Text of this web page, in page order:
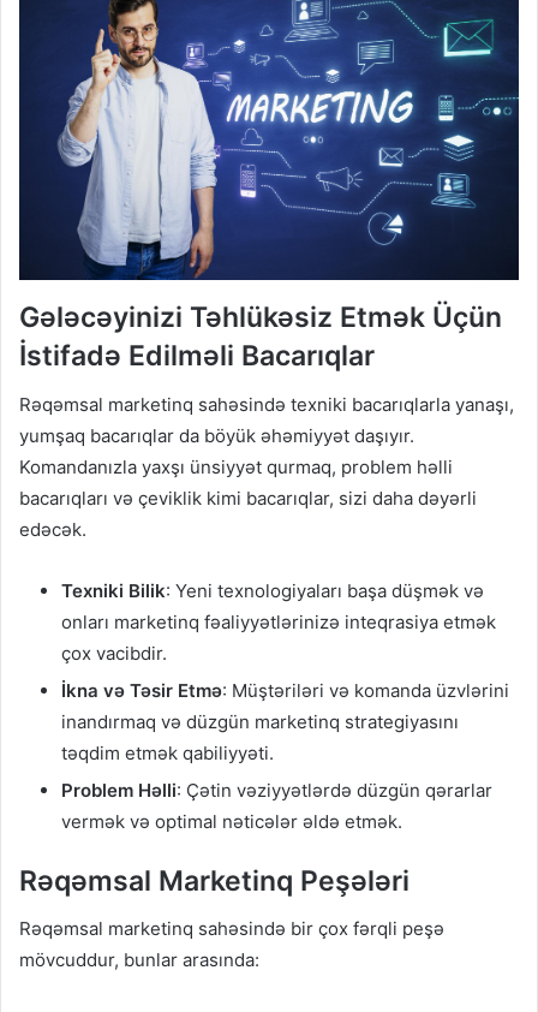
Gələcəyinizi Təhlükəsiz Etmək Üçün
İstifadə Edilməli Bacarıqlar
Rəqəmsal marketinq sahəsində texniki bacarıqlarla yanaşı,
yumşaq bacarıqlar da böyük əhəmiyyət daşıyır.
Komandanızla yaxşı ünsiyyət qurmaq, problem həlli
bacarıqları və çeviklik kimi bacarıqlar, sizi daha dəyərli
edəcək.
Texniki Bilik: Yeni texnologiyaları başa düşmək və
onları marketinq fəaliyyətlərinizə inteqrasiya etmək
çox vacibdir.
İkna və Təsir Etmə: Müştəriləri və komanda üzvlərini
inandırmaq və düzgün marketinq strategiyasını
təqdim etmək qabiliyyəti.
Problem Həlli: Çətin vəziyyətlərdə düzgün qərarlar
vermək və optimal nəticələr əldə etmək.
Rəqəmsal Marketinq Peşələri
Rəqəmsal marketinq sahəsində bir çox fərqli peşə
mövcuddur, bunlar arasında: